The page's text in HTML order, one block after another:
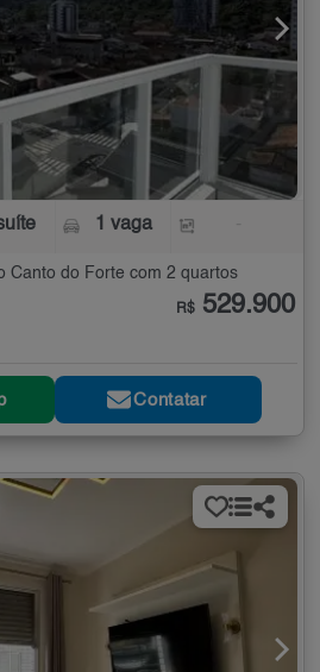
1 vaga
Canto do Forte com 2 quartos
R$ 529.900
Contatar